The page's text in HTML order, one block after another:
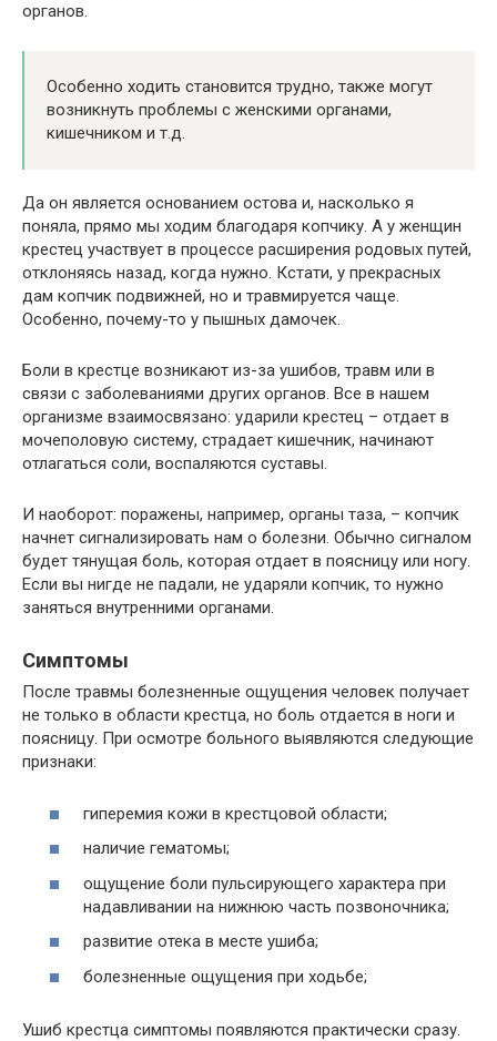
органов.
Особенно ходить становится трудно, также могут
возникнуть проблемы с женскими органами,
кишечником и т.д.
Да он является основанием остова и, насколько я
поняла, прямо мы ходим благодаря копчику. А у женщин
крестец участвует в процессе расширения родовых путей,
отклоняясь назад, когда нужно. Кстати, у прекрасных
дам копчик подвижней, но и травмируется чаще.
Особенно, почему-то у пышных дамочек.
Боли в крестце возникают из-за ушибов, травм или в
связи с заболеваниями других органов. Все в нашем
организме взаимосвязано: ударили крестец – отдает в
мочеполовую систему, страдает кишечник, начинают
отлагаться соли, воспаляются суставы.
И наоборот: поражены, например, органы таза, – копчик
начнет сигнализировать нам о болезни. Обычно сигналом
будет тянущая боль, которая отдает в поясницу или ногу.
Если вы нигде не падали, не ударяли копчик, то нужно
заняться внутренними органами.
Симптомы
После травмы болезненные ощущения человек получает
не только в области крестца, но боль отдается в ноги и
поясницу. При осмотре больного выявляются следующие
признаки:
гиперемия кожи в крестцовой области;
наличие гематомы;
ощущение боли пульсирующего характера при
надавливании на нижнюю часть позвоночника;
развитие отека в месте ушиба;
болезненные ощущения при ходьбе;
Ушиб крестца симптомы появляются практически сразу.